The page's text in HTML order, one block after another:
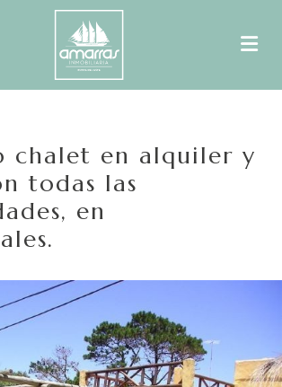
chalet en alquiler y
todas las
en